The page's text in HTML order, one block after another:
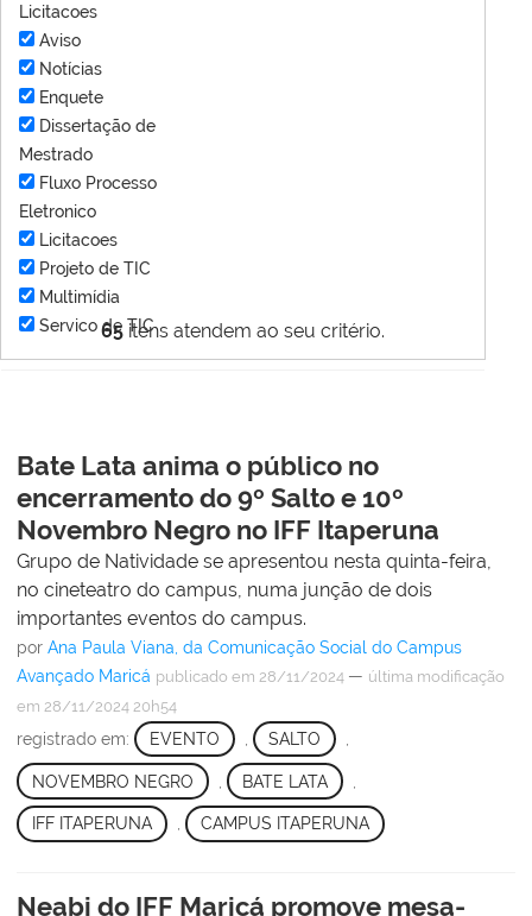
65 itens atendem ao seu critério.
Licitacoes
Aviso
Notícias
Enquete
Dissertação de
Mestrado
Fluxo Processo
Eletronico
Licitacoes
Projeto de TIC
Multimídia
Servico de TIC
Bate Lata anima o público no
encerramento do 9º Salto e 10º
Novembro Negro no IFF Itaperuna
Grupo de Natividade se apresentou nesta quinta-feira,
no cineteatro do campus, numa junção de dois
importantes eventos do campus.
por Ana Paula Viana, da Comunicação Social do Campus
Avançado Maricá publicado em 28/11/2024 — última modificação
em 28/11/2024 20h54
registrado em: EVENTO SALTO
NOVEMBRO NEGRO BATE LATA
IFF ITAPERUNA , CAMPUS ITAPERUNA
Neabi do IFF Maricá promove mesa-